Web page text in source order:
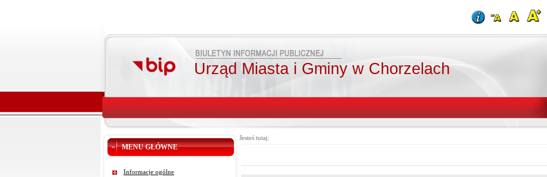
Urząd Miasta i Gminy w Chorzelach
MENU GŁÓWNE
Informacje ogólne
Jesteś tutaj: